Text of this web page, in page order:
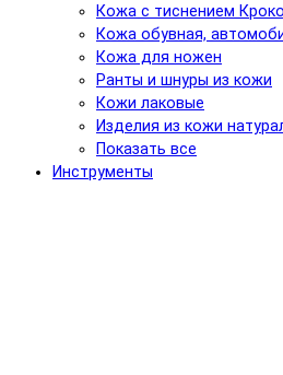
Кожа с тиснением
Кожа обувная,
Кожа для ножен
Ранты и шнуры из кожи
Кожи лаковые
Изделия из кожи
Показать все
Инструменты